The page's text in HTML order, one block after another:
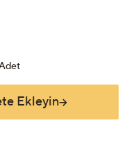
Ekleyin